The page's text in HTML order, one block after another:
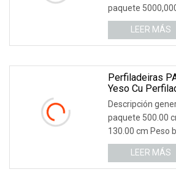
paquete
productos: La
LEER MÁS
Perfiladeiras
Yeso Cu
Metal Paneles
Ligero
De Metal
Máquinas
Descripción
paquete 500.00
130.00 cm Peso
3000.000 kg
LEER MÁS